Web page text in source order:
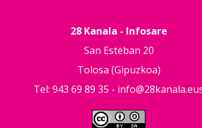
28 Kanala - Infosare
San Esteban 20
Tolosa (Gipuzkoa)
Tel: 943 69 89 35 -